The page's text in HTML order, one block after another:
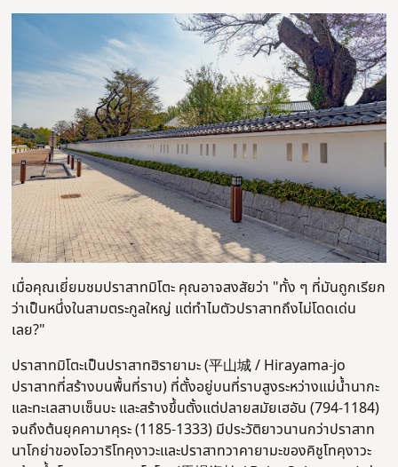
เมื่อคุณเยี่ยมชมปราสาทมิโตะ คุณอาจสงสัยว่า "ทั้ง ๆ ที่มันถูกเรียก
ว่าเป็นหนึ่งในสามตระกูลใหญ่ แต่ทำไมตัวปราสาทถึงไม่โดดเด่น
เลย?"
ปราสาทมิโตะเป็นปราสาทฮิรายามะ (平山城 / Hirayama-jo
ปราสาทที่สร้างบนพื้นที่ราบ) ที่ตั้งอยู่บนที่ราบสูงระหว่างแม่น้ำนากะ
และทะเลสาบเซ็นบะ และสร้างขึ้นตั้งแต่ปลายสมัยเฮอัน (794-1184)
จนถึงต้นยุคคามาคุระ (1185-1333) มีประวัติยาวนานกว่าปราสาท
นาโกย่าของโอวาริโทคุงาวะและปราสาทวาคายามะของคิชูโทคุงาวะ